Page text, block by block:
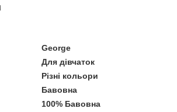
George
Для дівчаток
Різні кольори
Бавовна
100% Бавовна